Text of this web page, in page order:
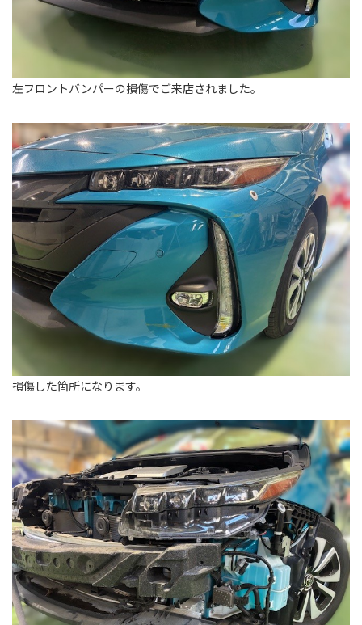
左フロントバンパーの損傷でご来店されました。
損傷した箇所になります。